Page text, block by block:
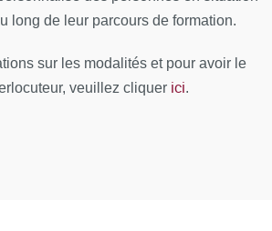
: M. André, P. Souteyrand ; B.
long de leur parcours de formation.
sur les modalités et pour avoir le
veuillez cliquer ici.